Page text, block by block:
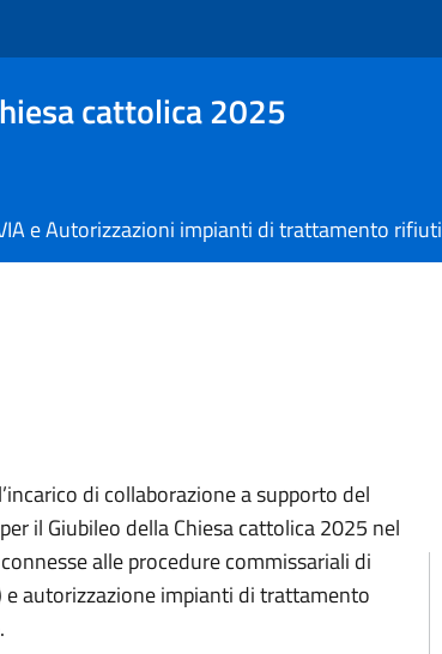
cattolica 2025
e Autorizzazioni impianti di trattamento rifiuti
di collaborazione a supporto del
il Giubileo della Chiesa cattolica 2025 nel
alle procedure commissariali di
autorizzazione impianti di trattamento